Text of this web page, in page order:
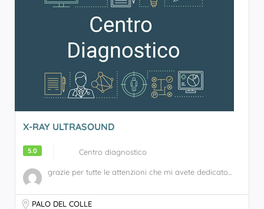
X-RAY ULTRASOUND
5.0 Centro diagnostico
grazie per tutte le attenzioni che mi avete dedicato...
PALO DEL COLLE